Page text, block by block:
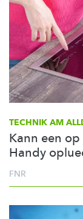
TECHNIK AM
Kann een
Handy
FNR